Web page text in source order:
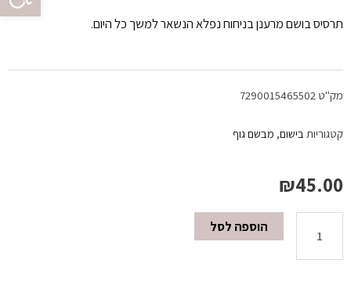
תרסיס בושם מרענן בניחוח נפלא הנשאר למשך כל היום.
מק"ט 7290015465502
קטגוריות בישום, מבשם גוף
₪45.00
כמות הוספה לסל